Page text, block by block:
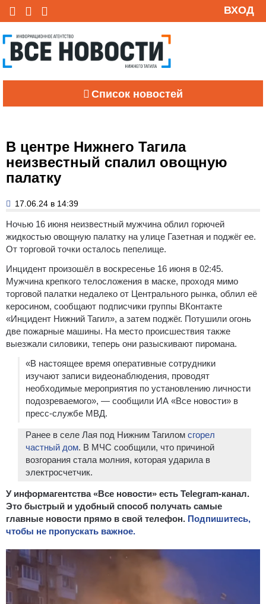
ВХОД
Список новостей
В центре Нижнего Тагила
неизвестный спалил овощную
палатку
17.06.24 в 14:39
Ночью 16 июня неизвестный мужчина облил горючей
жидкостью овощную палатку на улице Газетная и поджёг ее.
От торговой точки осталось пепелище.
Инцидент произошёл в воскресенье 16 июня в 02:45.
Мужчина крепкого телосложения в маске, проходя мимо
торговой палатки недалеко от Центрального рынка, облил её
керосином, сообщают подписчики группы ВКонтакте
«Инцидент Нижний Тагил», а затем поджёг. Потушили огонь
две пожарные машины. На место происшествия также
выезжали силовики, теперь они разыскивают пиромана.
«В настоящее время оперативные сотрудники
изучают записи видеонаблюдения, проводят
необходимые мероприятия по установлению личности
подозреваемого», — сообщили ИА «Все новости» в
пресс-службе МВД.
Ранее в селе Лая под Нижним Тагилом сгорел
частный дом. В МЧС сообщили, что причиной
возгорания стала молния, которая ударила в
электросчетчик.
У информагентства «Все новости» есть Telegram-канал.
Это быстрый и удобный способ получать самые
главные новости прямо в свой телефон. Подпишитесь,
чтобы не пропускать важное.